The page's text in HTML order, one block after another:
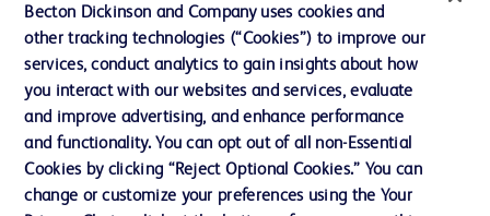
Unser Unternehmen
AGB
Kontaktieren Sie uns
Cookie-Einstellungen
Becton Dickinson and Company uses cookies and
other tracking technologies (“Cookies”) to improve our
services, conduct analytics to gain insights about how
you interact with our websites and services, evaluate
and improve advertising, and enhance performance
and functionality. You can opt out of all non-Essential
Cookies by clicking “Reject Optional Cookies.” You can
change or customize your preferences using the Your